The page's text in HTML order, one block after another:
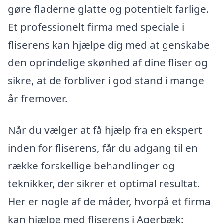
gøre fladerne glatte og potentielt farlige.
Et professionelt firma med speciale i
fliserens kan hjælpe dig med at genskabe
den oprindelige skønhed af dine fliser og
sikre, at de forbliver i god stand i mange
år fremover.
Når du vælger at få hjælp fra en ekspert
inden for fliserens, får du adgang til en
række forskellige behandlinger og
teknikker, der sikrer et optimal resultat.
Her er nogle af de måder, hvorpå et firma
kan hjælpe med fliserens i Agerbæk: